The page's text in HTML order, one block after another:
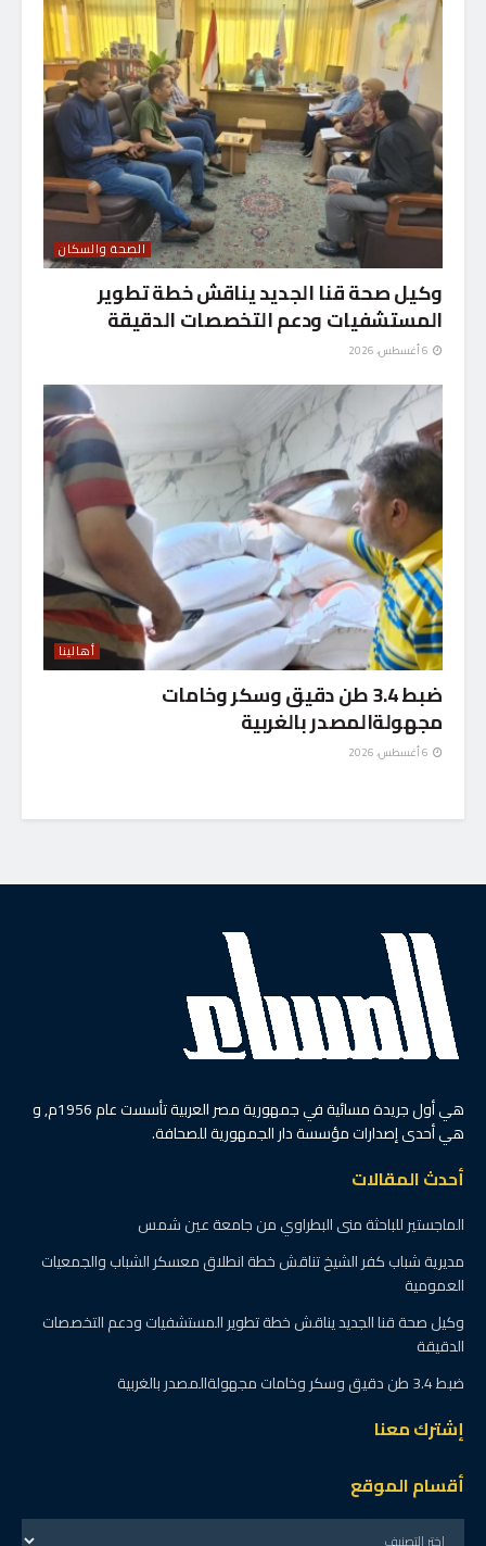
الصحة والسكان
وكيل صحة قنا الجديد يناقش خطة تطوير
المستشفيات ودعم التخصصات الدقيقة
أهالينا
ضبط 3.4 طن دقيق وسكر وخامات
مجهولةالمصدر بالغربية
هي أول جريدة مسائية في جمهورية مصر العربية تأسست عام 1956م, و
هي أحدى إصدارات مؤسسة دار الجمهورية للصحافة.
أحدث المقالات
الماجستير للباحثة منى البطراوي من جامعة عين شمس
مديرية شباب كفر الشيخ تناقش خطة انطلاق معسكر الشباب والجمعيات
العمومية
وكيل صحة قنا الجديد يناقش خطة تطوير المستشفيات ودعم التخصصات
الدقيقة
ضبط 3.4 طن دقيق وسكر وخامات مجهولةالمصدر بالغربية
إشترك معنا
أقسام الموقع